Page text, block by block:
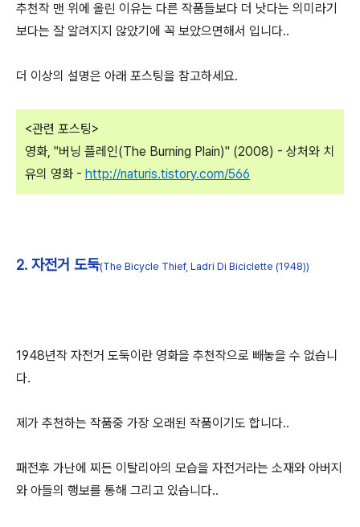
추천작 맨 위에 올린 이유는 다른 작품들보다 더 낫다는 의미라기
보다는 잘 알려지지 않았기에 꼭 보았으면해서 입니다..
더 이상의 설명은 아래 포스팅을 참고하세요.
<관련 포스팅>
영화, "버닝 플레인(The Burning Plain)" (2008) - 상처와 치
유의 영화 - http://naturis.tistory.com/566
2. 자전거 도둑(The Bicycle Thief, Ladri Di Biciclette (1948))
1948년작 자전거 도둑이란 영화을 추천작으로 빼놓을 수 없습니
다.
제가 추천하는 작품중 가장 오래된 작품이기도 합니다..
패전후 가난에 찌든 이탈리아의 모습을 자전거라는 소재와 아버지
와 아들의 행보를 통해 그리고 있습니다..